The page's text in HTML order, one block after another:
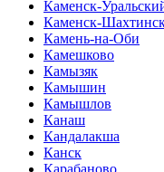
Каменск-
Каменск-
Камень-на-Оби
Камешково
Камызяк
Камышин
Камышлов
Канаш
Кандалакша
Канск
Карабаново